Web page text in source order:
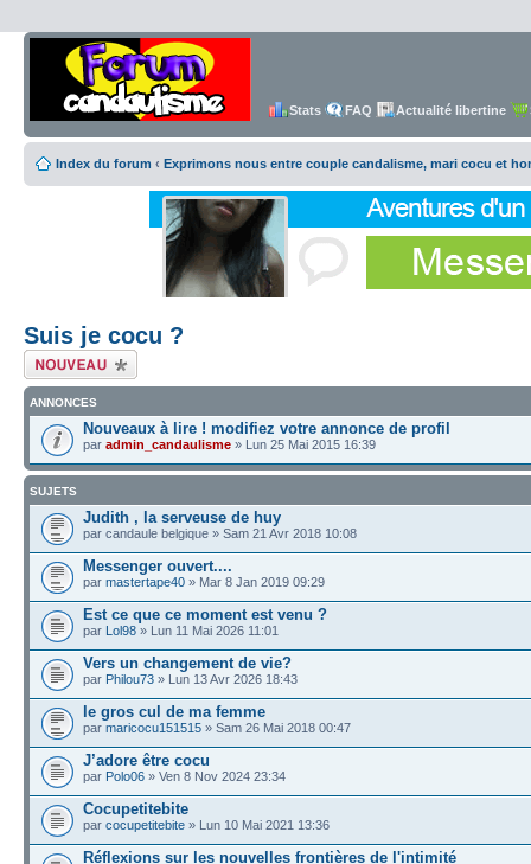
Stats FAQ Actualité libertine
Index du forum ‹ Exprimons nous entre couple candalisme, mari cocu et
Suis je cocu ?
Écrire un nouveau
sujet
ANNONCES
Nouveaux à lire ! modifiez votre annonce de profil
par admin_candaulisme » Lun 25 Mai 2015 16:39
SUJETS
Judith , la serveuse de huy
par candaule belgique » Sam 21 Avr 2018 10:08
Messenger ouvert....
par mastertape40 » Mar 8 Jan 2019 09:29
Est ce que ce moment est venu ?
par Lol98 » Lun 11 Mai 2026 11:01
Vers un changement de vie?
par Philou73 » Lun 13 Avr 2026 18:43
le gros cul de ma femme
par maricocu151515 » Sam 26 Mai 2018 00:47
J’adore être cocu
par Polo06 » Ven 8 Nov 2024 23:34
Cocupetitebite
par cocupetitebite » Lun 10 Mai 2021 13:36
Réflexions sur les nouvelles frontières de l'intimité